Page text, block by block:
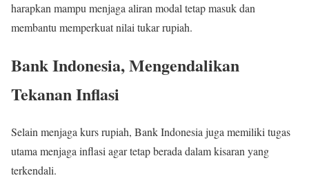
harapkan mampu menjaga aliran modal tetap masuk dan
membantu memperkuat nilai tukar rupiah.
Bank Indonesia, Mengendalikan
Tekanan Inflasi
Selain menjaga kurs rupiah, Bank Indonesia juga memiliki tugas
utama menjaga inflasi agar tetap berada dalam kisaran yang
terkendali.